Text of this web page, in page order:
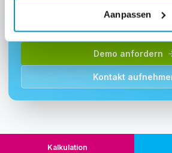
Aanpassen
Fordern Sie eine Demo an und
Modul Ihrem
Demo anfordern
Kontakt
Kalkulation